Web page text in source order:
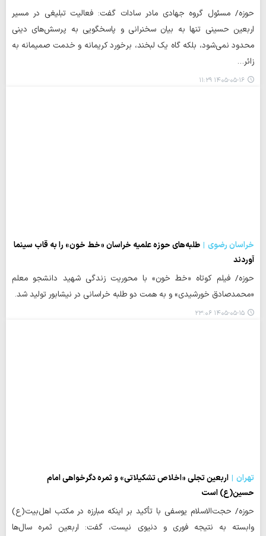
حوزه/ مسئول گروه جهادی مادر سادات گفت: فعالیت تبلیغی در مسیر
اربعین حسینی تنها به بیان سخنرانی و پاسخگویی به پرسش‌های دینی
محدود نمی‌شود، بلکه گاه یک لبخند، برخورد کریمانه و خدمت صمیمانه به
زائر…
۱۴۰۵-۰۵-۱۶ ۱۱:۲۹
خراسان رضوی
طلبه‌های حوزه علمیه خراسان «خط خون» را به قاب سینما
آوردند
حوزه/ فیلم کوتاه «خط خون» با محوریت زندگی شهید دانشجو معلم
«محمدصادق خورشیدی» و به همت دو طلبه خراسانی در نیشابور تولید شد.
۱۴۰۵-۰۵-۱۵ ۲۳:۰۶
تهران
اربعین تجلی «اخلاص تشکیلاتی» و ثمره دگرخواهی امام
حسین(ع) است
حوزه/ حجت‌الاسلام یوسفی با تأکید بر اینکه مبارزه در مکتب اهل‌بیت(ع)
وابسته به نتیجه فوری و دنیوی نیست، گفت: اربعین ثمره سال‌ها